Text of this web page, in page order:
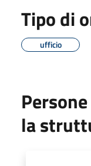
Tipo di
ufficio
la